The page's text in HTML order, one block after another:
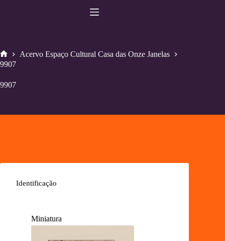
Home
Acervo Espaço Cultural Casa das Onze Janelas
9907
9907
Identificação
Miniatura